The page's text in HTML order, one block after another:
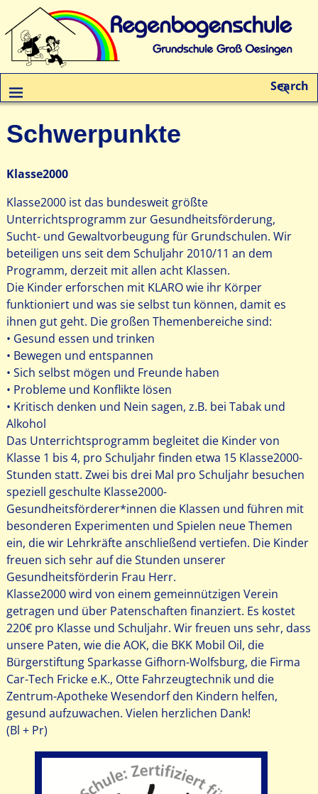
Search
Schwerpunkte
Klasse2000
Klasse2000 ist das bundesweit größte
Unterrichtsprogramm zur Gesundheitsförderung,
Sucht- und Gewaltvorbeugung für Grundschulen. Wir
beteiligen uns seit dem Schuljahr 2010/11 an dem
Programm, derzeit mit allen acht Klassen.
Die Kinder erforschen mit KLARO wie ihr Körper
funktioniert und was sie selbst tun können, damit es
ihnen gut geht. Die großen Themenbereiche sind:
• Gesund essen und trinken
• Bewegen und entspannen
• Sich selbst mögen und Freunde haben
• Probleme und Konflikte lösen
• Kritisch denken und Nein sagen, z.B. bei Tabak und
Alkohol
Das Unterrichtsprogramm begleitet die Kinder von
Klasse 1 bis 4, pro Schuljahr finden etwa 15 Klasse2000-
Stunden statt. Zwei bis drei Mal pro Schuljahr besuchen
speziell geschulte Klasse2000-
Gesundheitsförderer*innen die Klassen und führen mit
besonderen Experimenten und Spielen neue Themen
ein, die wir Lehrkräfte anschließend vertiefen. Die Kinder
freuen sich sehr auf die Stunden unserer
Gesundheitsförderin Frau Herr.
Klasse2000 wird von einem gemeinnützigen Verein
getragen und über Patenschaften finanziert. Es kostet
220€ pro Klasse und Schuljahr. Wir freuen uns sehr, dass
unsere Paten, wie die AOK, die BKK Mobil Oil, die
Bürgerstiftung Sparkasse Gifhorn-Wolfsburg, die Firma
Car-Tech Fricke e.K., Otte Fahrzeugtechnik und die
Zentrum-Apotheke Wesendorf den Kindern helfen,
gesund aufzuwachen. Vielen herzlichen Dank!
(Bl + Pr)